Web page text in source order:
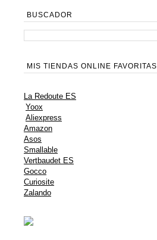
BUSCADOR
MIS TIENDAS ONLINE FAVORITAS
La Redoute ES
Yoox
Aliexpress
Amazon
Asos
Smallable
Vertbaudet ES
Gocco
Curiosite
Zalando